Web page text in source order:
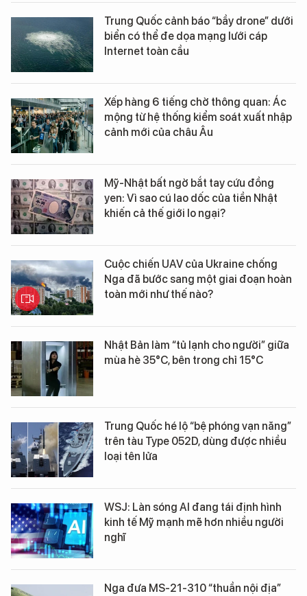
Trung Quốc cảnh báo “bầy drone” dưới
biển có thể đe dọa mạng lưới cáp
Internet toàn cầu
Xếp hàng 6 tiếng chờ thông quan: Ác
mộng từ hệ thống kiểm soát xuất nhập
cảnh mới của châu Âu
Mỹ-Nhật bất ngờ bắt tay cứu đồng
yen: Vì sao cú lao dốc của tiền Nhật
khiến cả thế giới lo ngại?
Cuộc chiến UAV của Ukraine chống
Nga đã bước sang một giai đoạn hoàn
toàn mới như thế nào?
Nhật Bản làm “tủ lạnh cho người” giữa
mùa hè 35°C, bên trong chỉ 15°C
Trung Quốc hé lộ “bệ phóng vạn năng”
trên tàu Type 052D, dùng được nhiều
loại tên lửa
WSJ: Làn sóng AI đang tái định hình
kinh tế Mỹ mạnh mẽ hơn nhiều người
nghĩ
Nga đưa MS-21-310 “thuần nội địa”